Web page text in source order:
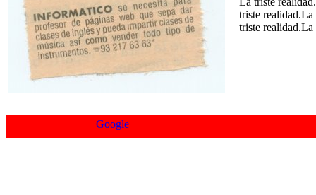
triste
triste
Google